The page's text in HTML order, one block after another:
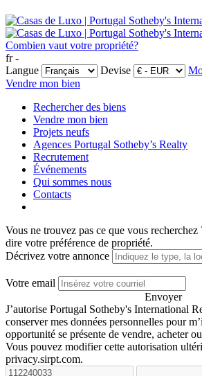
Combien vaut votre propriété?
fr -
Langue
Devise
Vendre mon bien
Rechercher des biens
Vendre mon bien
Projets neufs
Agences Portugal Sotheby’s Realty
Recrutement
Événements
Qui sommes nous
Contacts
Vous ne trouvez pas ce que vous recherchez
dire votre préférence de propriété.
Décrivez votre annonce
Votre email
Envoyer
J’autorise Portugal Sotheby's International
conserver mes données personnelles pour
opportunité se présente de vendre, acheter
Vous pouvez modifier cette autorisation
privacy.sirpt.com.